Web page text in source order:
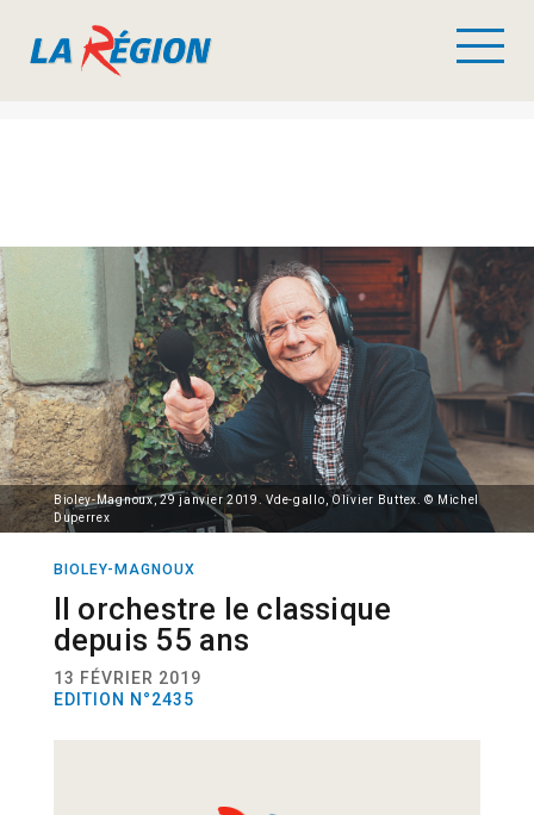
Bioley-Magnoux, 29 janvier 2019. Vde-gallo, Olivier Buttex. © Michel
Duperrex
BIOLEY-MAGNOUX
Il orchestre le classique
depuis 55 ans
13 FÉVRIER 2019
EDITION N°2435